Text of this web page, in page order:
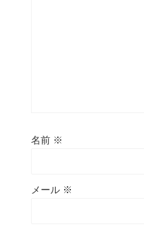
名前 ※
メール ※